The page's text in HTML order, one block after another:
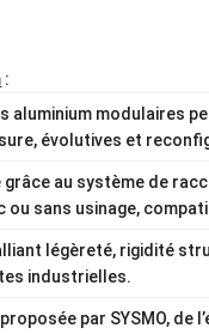
:
aluminium modulaires
évolutives et
grâce au système de
ou sans usinage,
légèreté, rigidité
industrielles.
par SYSMO, de